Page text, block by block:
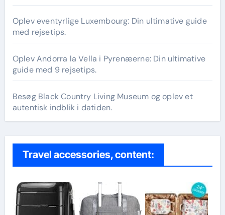
Oplev eventyrlige Luxembourg: Din ultimative guide
med rejsetips.
Oplev Andorra la Vella i Pyrenæerne: Din ultimative
guide med 9 rejsetips.
Besøg Black Country Living Museum og oplev et
autentisk indblik i datiden.
Travel accessories, content: